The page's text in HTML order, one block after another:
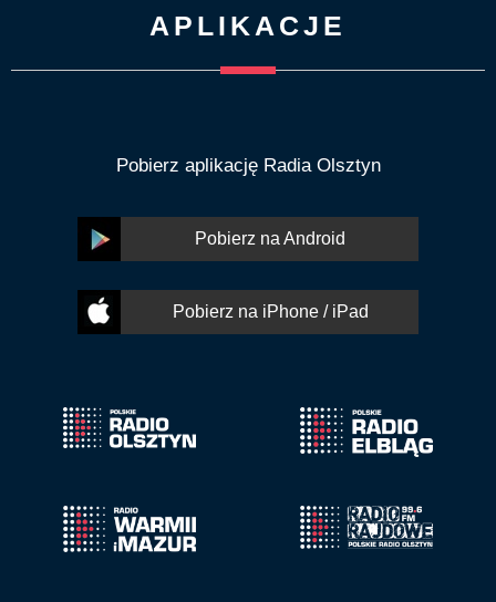
APLIKACJE
Pobierz aplikację Radia Olsztyn
Pobierz na Android
Pobierz na iPhone / iPad